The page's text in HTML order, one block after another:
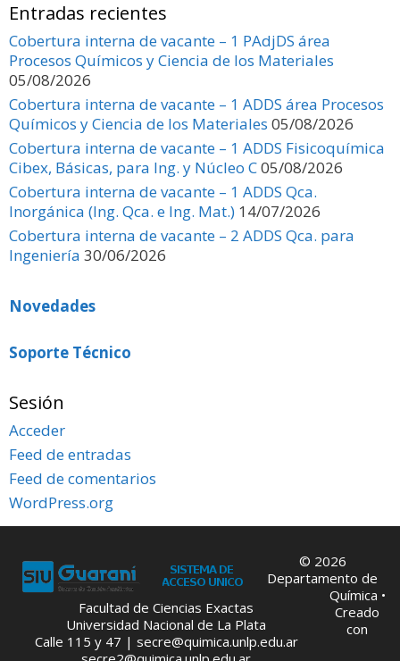
Entradas recientes
Cobertura interna de vacante – 1 PAdjDS área
Procesos Químicos y Ciencia de los Materiales
05/08/2026
Cobertura interna de vacante – 1 ADDS área Procesos
Químicos y Ciencia de los Materiales 05/08/2026
Cobertura interna de vacante – 1 ADDS Fisicoquímica
Cibex, Básicas, para Ing. y Núcleo C05/08/2026
Cobertura interna de vacante – 1 ADDS Qca.
Inorgánica (Ing. Qca. e Ing. Mat.) 14/07/2026
Cobertura interna de vacante – 2 ADDS Qca. para
Ingeniería 30/06/2026
Novedades
Soporte Técnico
Sesión
Acceder
Feed de entradas
Feed de comentarios
WordPress.org
Facultad de Ciencias Exactas
Universidad Nacional de La Plata
Calle 115 y 47 | secre@quimica.unlp.edu.ar
© 2026
Departamento de
Química •
Creado
con